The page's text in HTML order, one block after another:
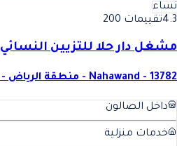
نساء
4.3تقييمات 200
مشغل دار حلا للتزيين النسائي
Nahawand - 13782 - منطقة الرياض - Saudi Arabia
داخل الصالون
خدمات منزلية